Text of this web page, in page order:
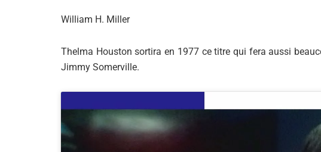
William H. Miller
Thelma Houston sortira en 1977 ce titre qui fera aussi
Jimmy Somerville.